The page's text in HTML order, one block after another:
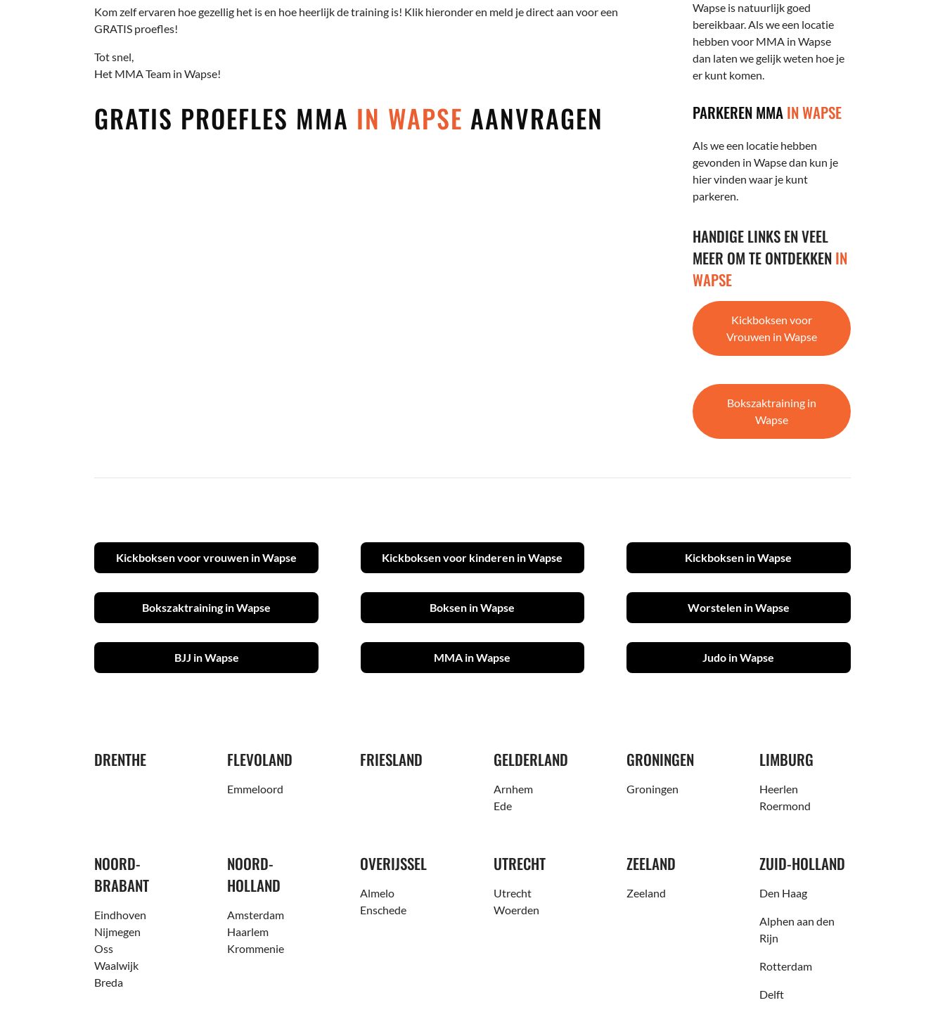
Kom zelf ervaren hoe gezellig het is en hoe heerlijk de training is! Klik hieronder en meld je direct aan voor een
GRATIS proefles!
Tot snel,
Het MMA Team in Wapse!
GRATIS PROEFLES MMA IN WAPSE AANVRAGEN
Wapse is natuurlijk goed
bereikbaar. Als we een locatie
hebben voor MMA in Wapse
dan laten we gelijk weten hoe je
er kunt komen.
PARKEREN MMAIN WAPSE
Als we een locatie hebben
gevonden in Wapse dan kun je
hier vinden waar je kunt
parkeren.
HANDIGE LINKS EN VEEL
MEER OM TE ONTDEKKENIN
WAPSE
Kickboksen voor
Vrouwen in Wapse
Bokszaktraining in
Wapse
Kickboksen voor vrouwen in Wapse Kickboksen voor kinderen in Wapse Kickboksen in Wapse
Bokszaktraining in Wapse Boksen in Wapse Worstelen in Wapse
BJJ in Wapse MMA in Wapse Judo in Wapse
DRENTHE FLEVOLAND
Emmeloord
FRIESLAND GELDERLAND
Arnhem
Ede
GRONINGEN
Groningen
LIMBURG
Heerlen
Roermond
NOORD-
BRABANT
Eindhoven
Nijmegen
Oss
Waalwijk
Breda
NOORD-
HOLLAND
Amsterdam
Haarlem
Krommenie
OVERIJSSEL
Almelo
Enschede
UTRECHT
Utrecht
Woerden
ZEELAND
Zeeland
ZUID-HOLLAND
Den Haag
Alphen aan den
Rijn
Rotterdam
Delft